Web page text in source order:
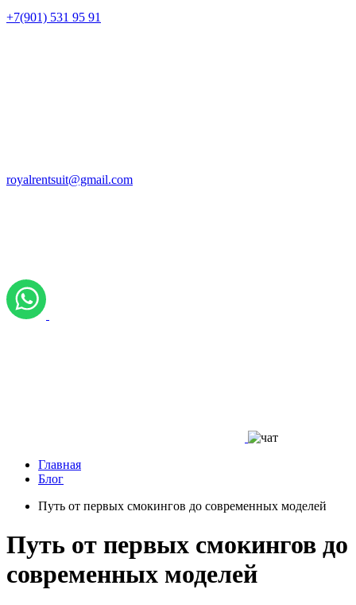
+7(901) 531 95 91
royalrentsuit@gmail.com
Главная
Блог
Путь от первых смокингов до современных моделей
Путь от первых смокингов до
современных моделей